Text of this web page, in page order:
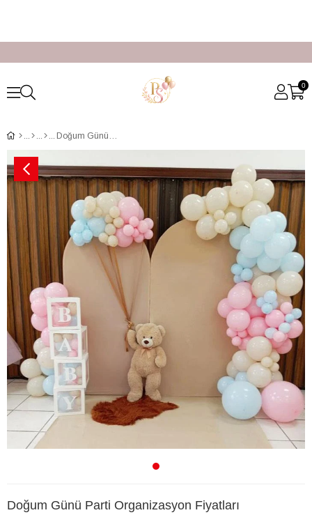
0
Doğum Günü Parti Organizasyon Fiyatları
Doğum Günü Parti Organizasyon Fiyatları